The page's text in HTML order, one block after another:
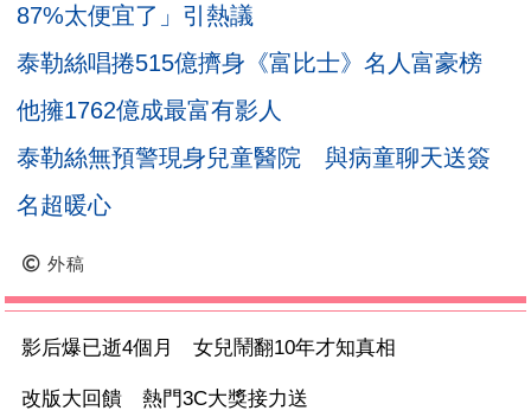
87%太便宜了」引熱議
泰勒絲唱捲515億擠身《富比士》名人富豪榜
他擁1762億成最富有影人
泰勒絲無預警現身兒童醫院 與病童聊天送簽
名超暖心
外稿
影后爆已逝4個月 女兒鬧翻10年才知真相
改版大回饋 熱門3C大獎接力送